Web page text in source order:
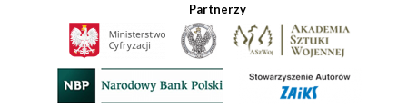
Partnerzy